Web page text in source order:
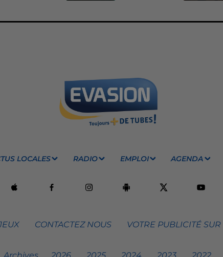
LOCALES RADIO EMPLOI AGENDA
CONTACTEZ NOUS VOTRE PUBLICITÉ